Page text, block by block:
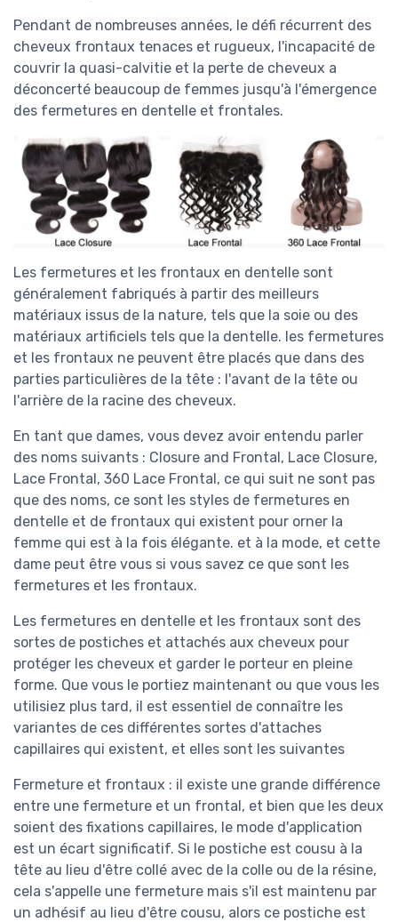
Pendant de nombreuses années, le défi récurrent des
cheveux frontaux tenaces et rugueux, l'incapacité de
couvrir la quasi-calvitie et la perte de cheveux a
déconcerté beaucoup de femmes jusqu'à l'émergence
des fermetures en dentelle et frontales.
Les fermetures et les frontaux en dentelle sont
généralement fabriqués à partir des meilleurs
matériaux issus de la nature, tels que la soie ou des
matériaux artificiels tels que la dentelle. les fermetures
et les frontaux ne peuvent être placés que dans des
parties particulières de la tête : l'avant de la tête ou
l'arrière de la racine des cheveux.
En tant que dames, vous devez avoir entendu parler
des noms suivants : Closure and Frontal, Lace Closure,
Lace Frontal, 360 Lace Frontal, ce qui suit ne sont pas
que des noms, ce sont les styles de fermetures en
dentelle et de frontaux qui existent pour orner la
femme qui est à la fois élégante. et à la mode, et cette
dame peut être vous si vous savez ce que sont les
fermetures et les frontaux.
Les fermetures en dentelle et les frontaux sont des
sortes de postiches et attachés aux cheveux pour
protéger les cheveux et garder le porteur en pleine
forme. Que vous le portiez maintenant ou que vous les
utilisiez plus tard, il est essentiel de connaître les
variantes de ces différentes sortes d'attaches
capillaires qui existent, et elles sont les suivantes
Fermeture et frontaux : il existe une grande différence
entre une fermeture et un frontal, et bien que les deux
soient des fixations capillaires, le mode d'application
est un écart significatif. Si le postiche est cousu à la
tête au lieu d'être collé avec de la colle ou de la résine,
cela s'appelle une fermeture mais s'il est maintenu par
un adhésif au lieu d'être cousu, alors ce postiche est